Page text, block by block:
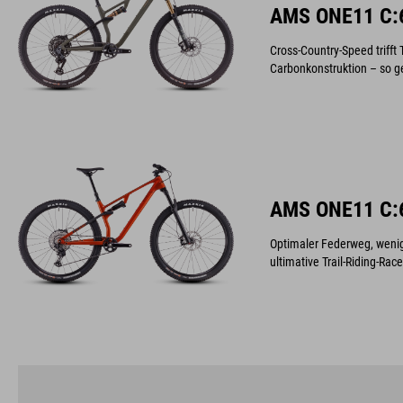
AMS ONE11
Cross-Country-Speed
Carbonkonstruktion – so
AMS ONE11
Optimaler Federweg,
ultimative Trail-Riding-